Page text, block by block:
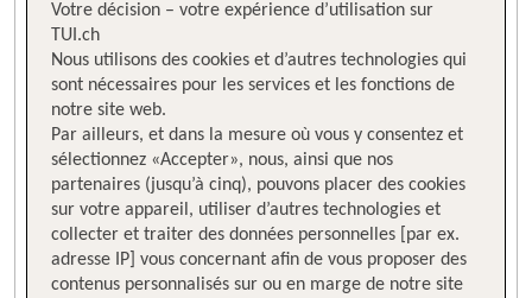
Votre décision – votre expérience d’utilisation sur
TUI.ch
Nous utilisons des cookies et d’autres technologies qui
sont nécessaires pour les services et les fonctions de
notre site web.
Par ailleurs, et dans la mesure où vous y consentez et
sélectionnez «Accepter», nous, ainsi que nos
partenaires (jusqu’à cinq), pouvons placer des cookies
sur votre appareil, utiliser d’autres technologies et
collecter et traiter des données personnelles [par ex.
adresse IP] vous concernant afin de vous proposer des
contenus personnalisés sur ou en marge de notre site